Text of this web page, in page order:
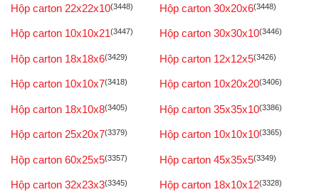
Hộp carton 22x22x10(3448) Hộp carton 30x20x6(3448)
Hộp carton 10x10x21(3447) Hộp carton 30x30x10(3446)
Hộp carton 18x18x6(3429) Hộp carton 12x12x5(3426)
Hộp carton 10x10x7(3418) Hộp carton 10x20x20(3406)
Hộp carton 18x10x8(3405) Hộp carton 35x35x10(3386)
Hộp carton 25x20x7(3379) Hộp carton 10x10x10(3365)
Hộp carton 60x25x5(3357) Hộp carton 45x35x5(3349)
Hộp carton 32x23x3(3345) Hộp carton 18x10x12(3328)